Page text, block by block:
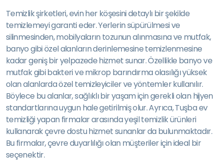
Temizlik şirketleri, evin her köşesini detaylı bir şekilde
temizlemeyi garanti eder. Yerlerin süpürülmesi ve
silinmesinden, mobilyaların tozunun alınmasına ve mutfak,
banyo gibi özel alanların derinlemesine temizlenmesine
kadar geniş bir yelpazede hizmet sunar. Özellikle banyo ve
mutfak gibi bakteri ve mikrop barındırma olasılığı yüksek
olan alanlarda özel temizleyiciler ve yöntemler kullanılır.
Böylece bu alanlar, sağlıklı bir yaşam için gerekli olan hijyen
standartlarına uygun hale getirilmiş olur. Ayrıca, Tuşba ev
temizliği yapan firmalar arasında yeşil temizlik ürünleri
kullanarak çevre dostu hizmet sunanlar da bulunmaktadır.
Bu firmalar, çevre duyarlılığı olan müşteriler için ideal bir
seçenektir.